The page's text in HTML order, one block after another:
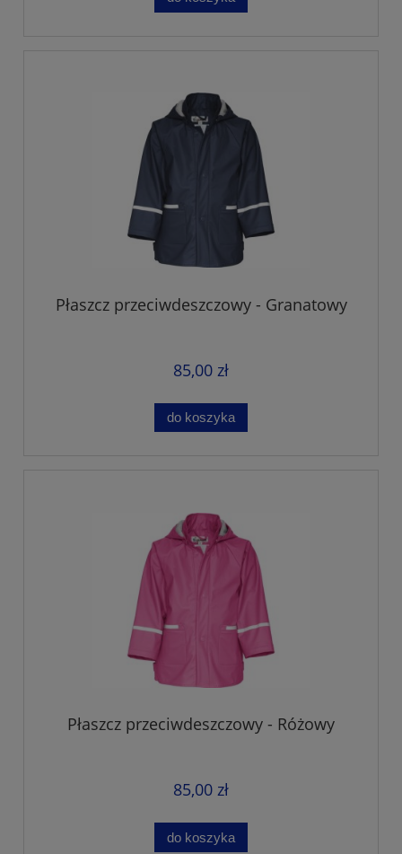
Płaszcz przeciwdeszczowy - Granatowy
85,00 zł
do koszyka
Płaszcz przeciwdeszczowy - Różowy
85,00 zł
do koszyka